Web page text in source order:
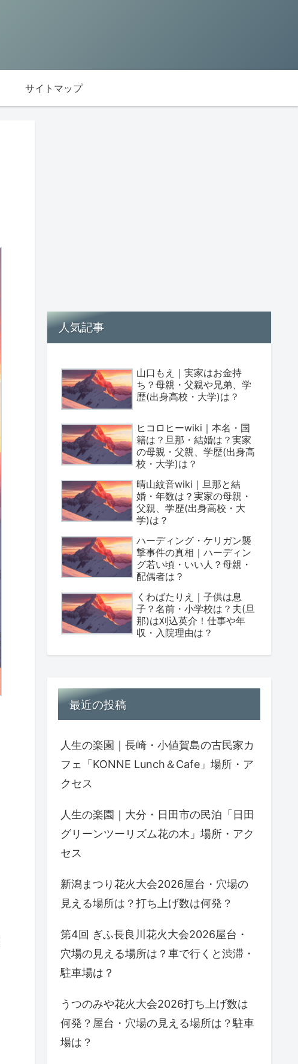
サイトマップ
人気記事
山口もえ｜実家はお金持
ち？母親・父親や兄弟、学
歴(出身高校・大学)は？
ヒコロヒーwiki｜本名・国
籍は？旦那・結婚は？実家
の母親・父親、学歴(出身高
校・大学)は？
晴山紋音wiki｜旦那と結
婚・年数は？実家の母親・
父親、学歴(出身高校・大
学)は？
ハーディング・ケリガン襲
撃事件の真相｜ハーディン
グ若い頃・いい人？母親・
配偶者は？
くわばたりえ｜子供は息
子？名前・小学校は？夫(旦
那)は刈込英介！仕事や年
収・入院理由は？
最近の投稿
人生の楽園｜長崎・小値賀島の古民家カ
フェ「KONNE Lunch＆Cafe」場所・ア
クセス
人生の楽園｜大分・日田市の民泊「日田
グリーンツーリズム花の木」場所・アク
セス
新潟まつり花火大会2026屋台・穴場の
見える場所は？打ち上げ数は何発？
第4回 ぎふ長良川花火大会2026屋台・
穴場の見える場所は？車で行くと渋滞・
駐車場は？
うつのみや花火大会2026打ち上げ数は
何発？屋台・穴場の見える場所は？駐車
場は？